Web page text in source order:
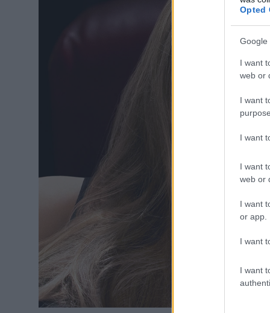
Opted
Google
I want
web or
I want
I want
I want
web or
I want
or app.
I want
I want